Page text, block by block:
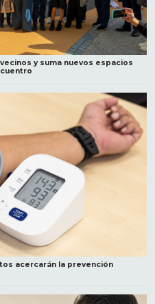
y suma nuevos espacios
acercarán la prevención